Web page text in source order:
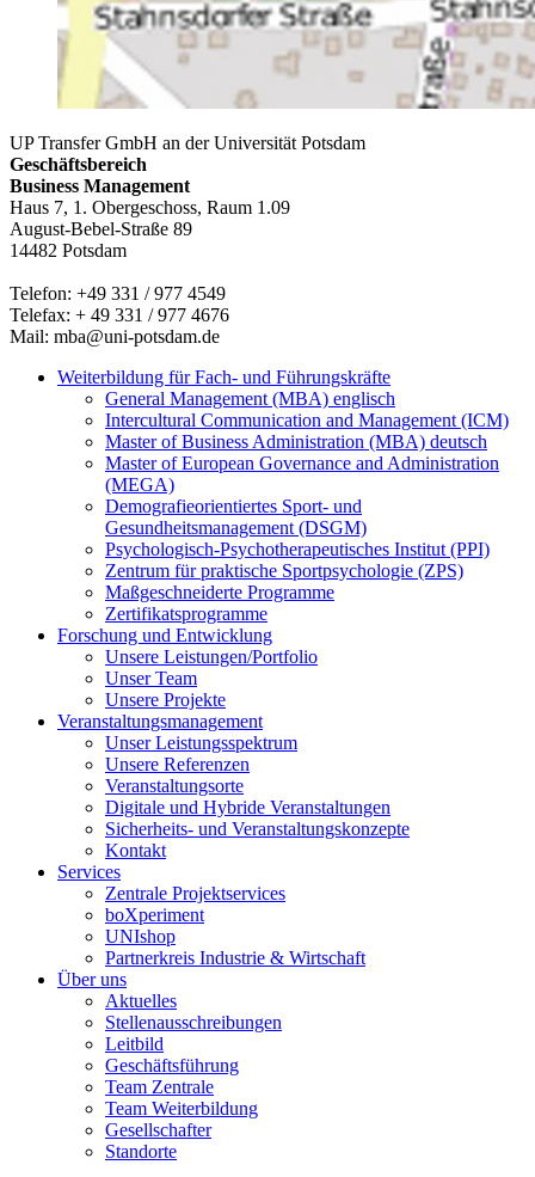
UP Transfer GmbH an der Universität Potsdam
Geschäftsbereich
Business Management
Haus 7, 1. Obergeschoss, Raum 1.09
August-Bebel-Straße 89
14482 Potsdam
Telefon: +49 331 / 977 4549
Telefax: + 49 331 / 977 4676
Mail: mba@uni-potsdam.de
Weiterbildung für Fach- und Führungskräfte
General Management (MBA) englisch
Intercultural Communication and Management (ICM)
Master of Business Administration (MBA) deutsch
Master of European Governance and Administration
(MEGA)
Demografieorientiertes Sport- und
Gesundheitsmanagement (DSGM)
Psychologisch-Psychotherapeutisches Institut (PPI)
Zentrum für praktische Sportpsychologie (ZPS)
Maßgeschneiderte Programme
Zertifikatsprogramme
Forschung und Entwicklung
Unsere Leistungen/Portfolio
Unser Team
Unsere Projekte
Veranstaltungsmanagement
Unser Leistungsspektrum
Unsere Referenzen
Veranstaltungsorte
Digitale und Hybride Veranstaltungen
Sicherheits- und Veranstaltungskonzepte
Kontakt
Services
Zentrale Projektservices
boXperiment
UNIshop
Partnerkreis Industrie & Wirtschaft
Über uns
Aktuelles
Stellenausschreibungen
Leitbild
Geschäftsführung
Team Zentrale
Team Weiterbildung
Gesellschafter
Standorte